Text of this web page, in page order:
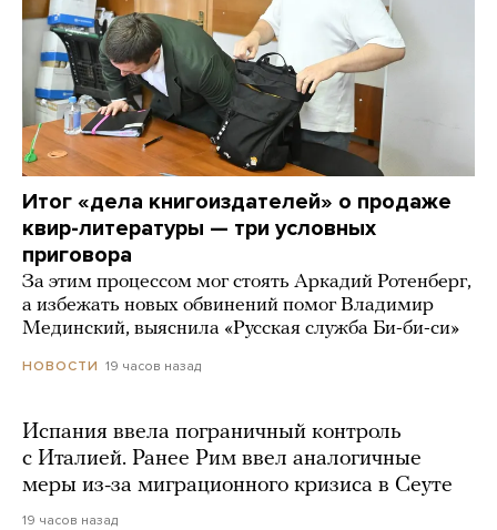
Итог «дела книгоиздателей» о продаже
квир-литературы — три условных
приговора
За этим процессом мог стоять Аркадий Ротенберг,
а избежать новых обвинений помог Владимир
Мединский, выяснила «Русская служба Би-би-си»
НОВОСТИ 19 часов назад
Испания ввела пограничный контроль
с Италией. Ранее Рим ввел аналогичные
меры из-за миграционного кризиса в Сеуте
19 часов назад